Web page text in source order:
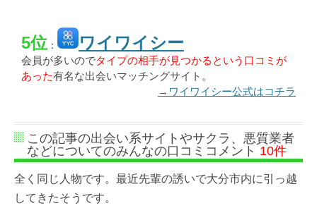
5位 ： ワイワイシー
会員が多いのでタイプの相手が見つかるという口コミが
あった有名な出会いマッチングサイト。
→ワイワイシー公式はコチラ
この記事の出会い系サイトやサクラ、悪質業者
などについてのみんなの口コミコメント 10件
全く同じ人物です。最近先輩の誘いで大分市内に引っ越
してきたそうです。